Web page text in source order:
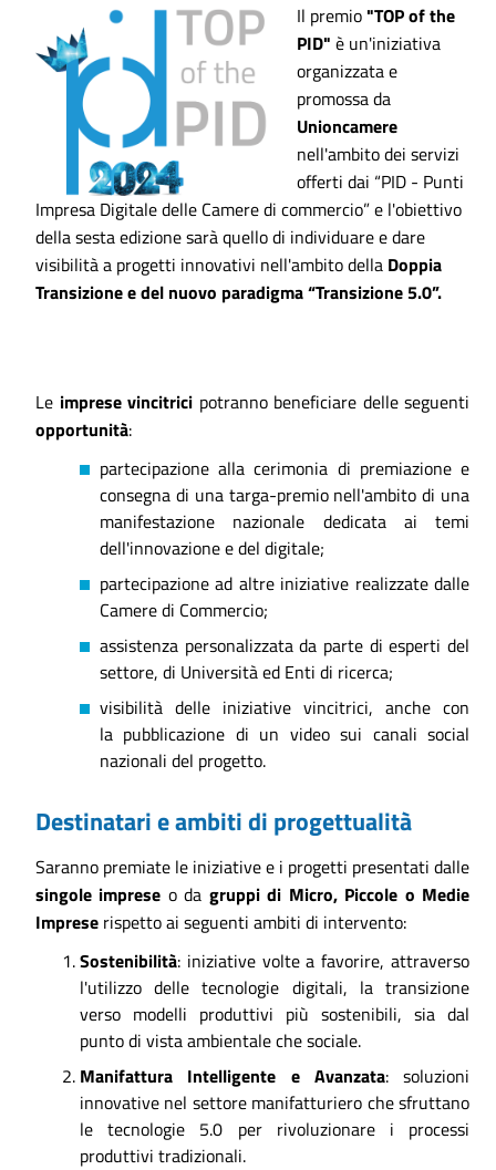
Il premio"TOP of the
PID" è un'iniziativa
organizzata e
promossa da
Unioncamere
nell'ambito dei servizi
offerti dai “PID - Punti
Impresa Digitale delle Camere di commercio” e l'obiettivo
della sesta edizione sarà quello di individuare e dare
visibilità a progetti innovativi nell'ambito della Doppia
Transizione e del nuovo paradigma “Transizione 5.0”.
Le imprese vincitrici potranno beneficiare delle seguenti
opportunità:
partecipazione alla cerimonia di premiazione e
consegna di una targa-premio nell'ambito di una
manifestazione nazionale dedicata ai temi
dell'innovazione e del digitale;
partecipazione ad altre iniziative realizzate dalle
Camere di Commercio;
assistenza personalizzata da parte di esperti del
settore, di Università ed Enti di ricerca;
visibilità delle iniziative vincitrici, anche con
la pubblicazione di un video sui canali social
nazionali del progetto.
Destinatari e ambiti di progettualità
Saranno premiate le iniziative e i progetti presentati dalle
singole imprese o da gruppi di Micro, Piccole o Medie
Imprese rispetto ai seguenti ambiti di intervento:
Sostenibilità: iniziative volte a favorire, attraverso
l'utilizzo delle tecnologie digitali, la transizione
verso modelli produttivi più sostenibili, sia dal
punto di vista ambientale che sociale.
Manifattura Intelligente e Avanzata: soluzioni
innovative nel settore manifatturiero che sfruttano
le tecnologie 5.0 per rivoluzionare i processi
produttivi tradizionali.